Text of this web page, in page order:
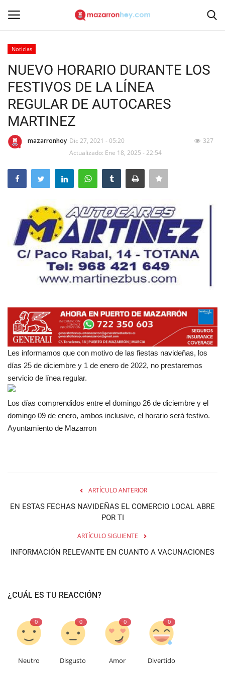
Inicio
Contacto
Noticias
Entrevistas
Reportajes
Empresas
Mapa de Mazarrón
Galerías
Contacto
Empresas
Noticias
NUEVO HORARIO DURANTE LOS
FESTIVOS DE LA LÍNEA
REGULAR DE AUTOCARES
MARTINEZ
mazarronhoy Dic 27, 2021 - 05:20
Actualizado: Ene 18, 2025 - 22:54
327
Les informamos que con motivo de las fiestas navideñas, los
días 25 de diciembre y 1 de enero de 2022, no prestaremos
servicio de línea regular.
Los días comprendidos entre el domingo 26 de diciembre y el
domingo 09 de enero, ambos inclusive, el horario será festivo.
Ayuntamiento de Mazarron
ARTÍCULO ANTERIOR
EN ESTAS FECHAS NAVIDEÑAS EL COMERCIO LOCAL ABRE
POR TI
ARTÍCULO SIGUIENTE
INFORMACIÓN RELEVANTE EN CUANTO A VACUNACIONES
¿CUÁL ES TU REACCIÓN?
0
Neutro
0
Disgusto
0
Amor
0
Divertido